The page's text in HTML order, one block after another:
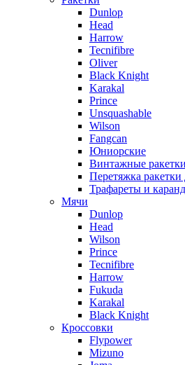
Dunlop
Head
Harrow
Tecnifibre
Oliver
Black Knight
Karakal
Prince
Unsquashable
Wilson
Fangcan
Юниорские
Винтажные ракетки
Перетяжка ракетки
Трафареты и
Мячи
Dunlop
Head
Wilson
Prince
Tecnifibre
Harrow
Fukuda
Karakal
Black Knight
Кроссовки
Flypower
Mizuno